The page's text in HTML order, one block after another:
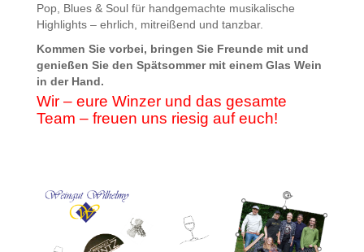
Pop, Blues & Soul für handgemachte musikalische
Highlights – ehrlich, mitreißend und tanzbar.
Kommen Sie vorbei, bringen Sie Freunde mit und
genießen Sie den Spätsommer mit einem Glas Wein
in der Hand.
Wir – eure Winzer und das gesamte
Team – freuen uns riesig auf euch!